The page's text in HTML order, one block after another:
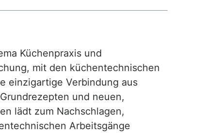
Küchenpraxis und
mit den küchentechnischen
einzigartige Verbindung aus
und neuen,
lädt zum Nachschlagen,
Arbeitsgänge